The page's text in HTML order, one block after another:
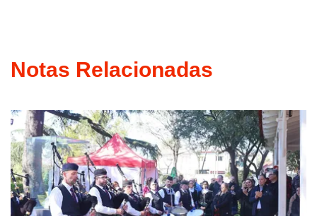
Notas Relacionadas